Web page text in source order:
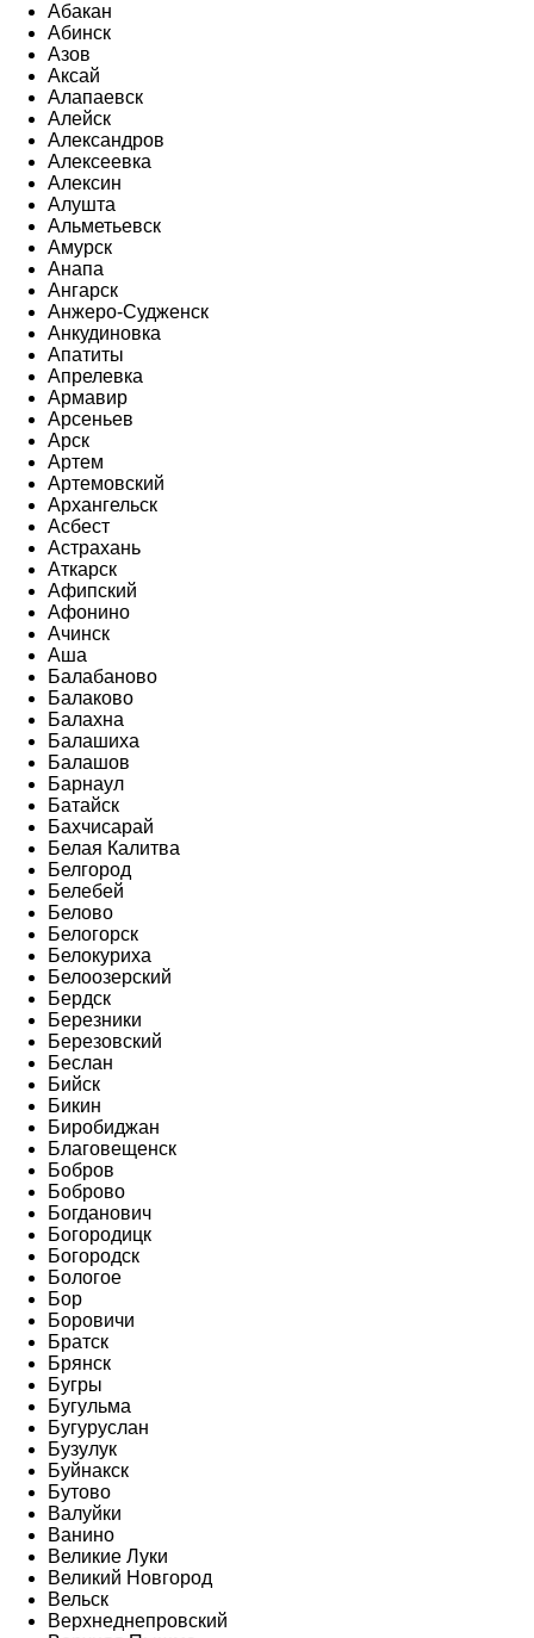
Абакан
Абинск
Азов
Аксай
Алапаевск
Алейск
Александров
Алексеевка
Алексин
Алушта
Альметьевск
Амурск
Анапа
Ангарск
Анжеро-Судженск
Анкудиновка
Апатиты
Апрелевка
Армавир
Арсеньев
Арск
Артем
Артемовский
Архангельск
Асбест
Астрахань
Аткарск
Афипский
Афонино
Ачинск
Аша
Балабаново
Балаково
Балахна
Балашиха
Балашов
Барнаул
Батайск
Бахчисарай
Белая Калитва
Белгород
Белебей
Белово
Белогорск
Белокуриха
Белоозерский
Бердск
Березники
Березовский
Беслан
Бийск
Бикин
Биробиджан
Благовещенск
Бобров
Боброво
Богданович
Богородицк
Богородск
Бологое
Бор
Боровичи
Братск
Брянск
Бугры
Бугульма
Бугуруслан
Бузулук
Буйнакск
Бутово
Валуйки
Ванино
Великие Луки
Великий Новгород
Вельск
Верхнеднепровский